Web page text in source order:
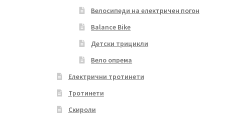
Велосипеди на електричен погон
Balance Bike
Детски трицикли
Вело опрема
Електрични тротинети
Тротинети
Скироли